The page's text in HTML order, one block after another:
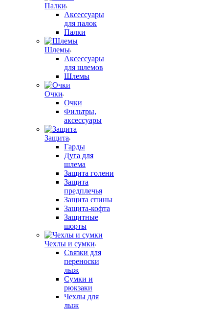
Палки
Аксессуары
для палок
Палки
Шлемы
Аксессуары
для шлемов
Шлемы
Очки
Очки
Фильтры,
аксессуары
Защита
Гарды
Дуга для
шлема
Защита голени
Защита
предплечья
Защита спины
Защита-кофта
Защитные
шорты
Чехлы и сумки
Связки для
переноски
лыж
Сумки и
рюкзаки
Чехлы для
лыж